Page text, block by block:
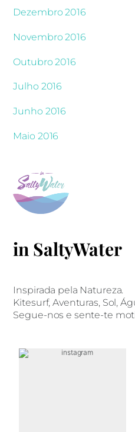
Dezembro 2016
Novembro 2016
Outubro 2016
Julho 2016
Junho 2016
Maio 2016
in SaltyWater
Inspirada pela Natureza.
Kitesurf, Aventuras, Sol,
Segue-nos e sente-te